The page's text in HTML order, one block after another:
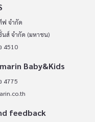
ฟ จำกัด
นส์ จำกัด (มหาชน)
4510
Baby&Kids
4775
feedback